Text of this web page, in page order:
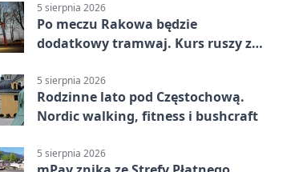
5 sierpnia 2026
Po meczu Rakowa będzie
dodatkowy tramwaj. Kurs ruszy ze
5 sierpnia 2026
Rodzinne lato pod Częstochową.
Nordic walking, fitness i bushcraft
5 sierpnia 2026